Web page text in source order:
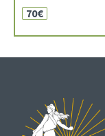
70€